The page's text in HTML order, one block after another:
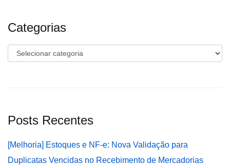
Categorias
Categorias
Posts Recentes
[Melhoria] Estoques e NF-e: Nova Validação para
Duplicatas Vencidas no Recebimento de Mercadorias